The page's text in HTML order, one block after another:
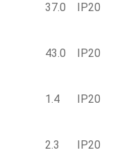
37.0 IP20
43.0 IP20
1.4 IP20
2.3 IP20